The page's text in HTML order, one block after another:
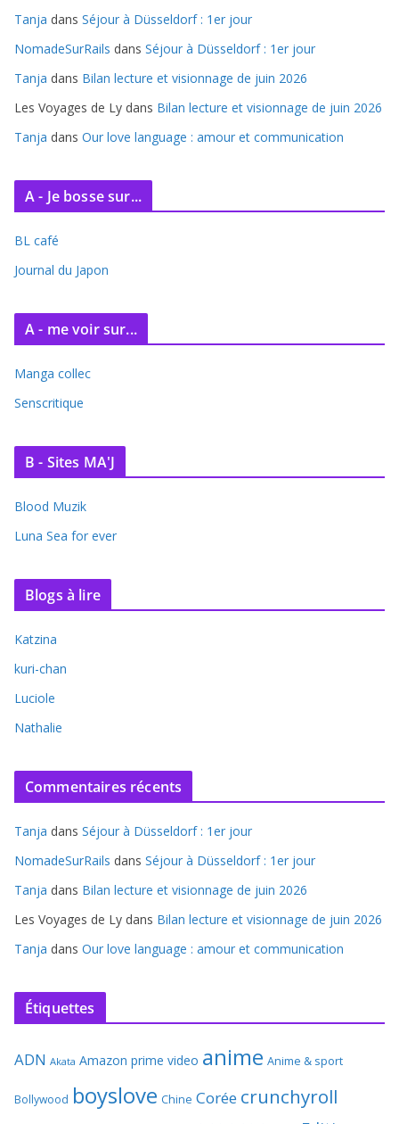
v
e
Tanja dans Séjour à Düsseldorf : 1er jour
NomadeSurRails dans Séjour à Düsseldorf : 1er jour
Tanja dans Bilan lecture et visionnage de juin 2026
Les Voyages de Ly dans Bilan lecture et visionnage de juin 2026
Tanja dans Our love language : amour et communication
A - Je bosse sur...
BL café
Journal du Japon
A - me voir sur...
Manga collec
Senscritique
B - Sites MA'J
Blood Muzik
Luna Sea for ever
Blogs à lire
Katzina
kuri-chan
Luciole
Nathalie
Commentaires récents
Tanja dans Séjour à Düsseldorf : 1er jour
NomadeSurRails dans Séjour à Düsseldorf : 1er jour
Tanja dans Bilan lecture et visionnage de juin 2026
Les Voyages de Ly dans Bilan lecture et visionnage de juin 2026
Tanja dans Our love language : amour et communication
Étiquettes
ADN Akata Amazon prime video anime Anime & sport
Bollywood boyslove Chine Corée crunchyroll